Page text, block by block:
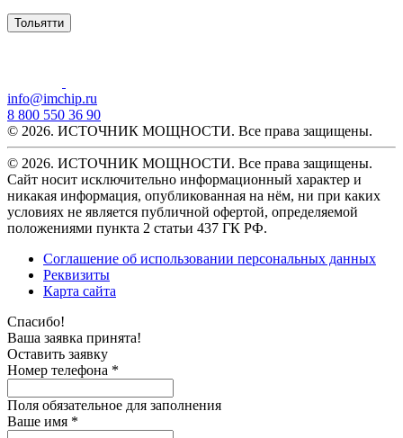
Тольятти
info@imchip.ru
8 800 550 36 90
© 2026. ИСТОЧНИК МОЩНОСТИ. Все права защищены.
© 2026. ИСТОЧНИК МОЩНОСТИ. Все права защищены.
Сайт носит исключительно информационный характер и
никакая информация, опубликованная на нём, ни при каких
условиях не является публичной офертой, определяемой
положениями пункта 2 статьи 437 ГК РФ.
Соглашение об использовании персональных данных
Реквизиты
Карта сайта
Спасибо!
Ваша заявка принята!
Оставить заявку
Номер телефона *
Поля обязательное для заполнения
Ваше имя *